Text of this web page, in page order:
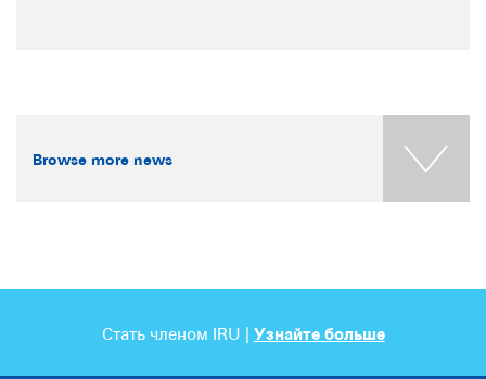
Browse more news
Стать членом IRU | Узнайте больше